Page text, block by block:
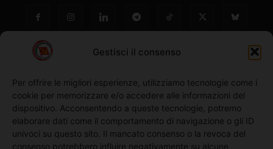
Gestisci il consenso
Per offrire le migliori esperienze, utilizziamo tecnologie come i
cookie per memorizzare e/o accedere alle informazioni del
dispositivo. Acconsentendo a queste tecnologie, potremo
elaborare dati come il comportamento di navigazione o gli ID
univoci su questo sito. Il mancato consenso o la revoca del
consenso potrebbero influire negativamente su alcune
NO ©
Richiedi l'adesione